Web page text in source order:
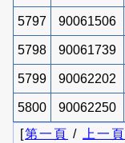
5797 90061506
5798 90061739
5799 90062202
5800 90062250
[第一頁 / 上一頁